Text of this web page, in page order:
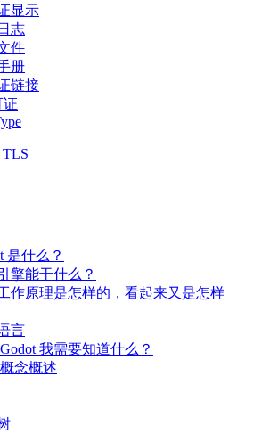
显示
志
件
册
链接
证
TLS
是什么？
擎能干什么？
作原理是怎样的，看起来又是怎样
言
我需要知道什么？
念概述